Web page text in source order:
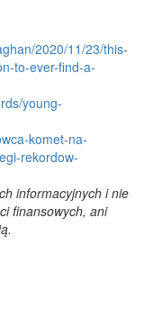
2020/11/23/this-
to-ever-find-a-
young-
komet-na-
rekordow-
informacyjnych i nie
finansowych, ani